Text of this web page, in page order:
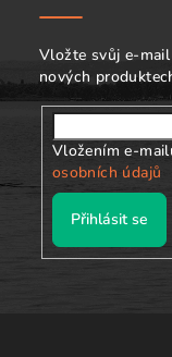
Vložte svůj e-
nových
Vložením e-
osobních údajů
Přihlásit se